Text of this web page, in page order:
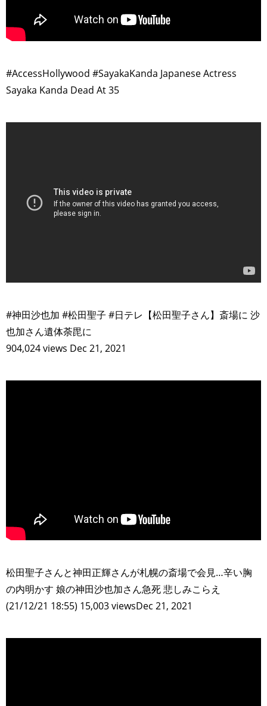
#AccessHollywood #SayakaKanda Japanese Actress
Sayaka Kanda Dead At 35
#神田沙也加 #松田聖子 #日テレ​​【松田聖子さん】斎場に 沙
也加さん遺体荼毘に
904,024 views Dec 21, 2021
松田聖子さんと神田正輝さんが札幌の斎場で会見…辛い胸
の内明かす 娘の神田沙也加さん急死 悲しみこらえ
(21/12/21 18:55) 15,003 viewsDec 21, 2021